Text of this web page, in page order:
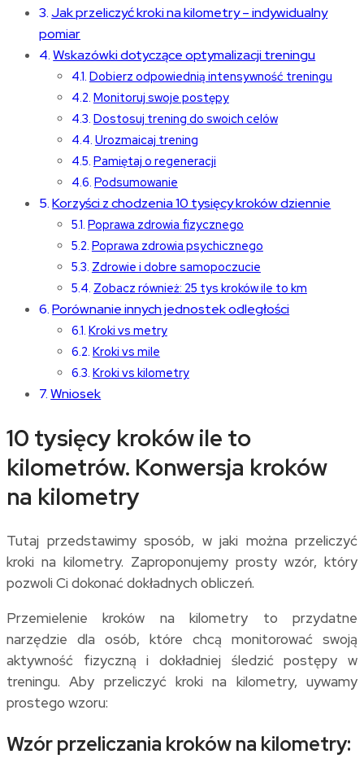
Jak przeliczyć kroki na kilometry – indywidualny
pomiar
Wskazówki dotyczące optymalizacji treningu
Dobierz odpowiednią intensywność treningu
Monitoruj swoje postępy
Dostosuj trening do swoich celów
Urozmaicaj trening
Pamiętaj o regeneracji
Podsumowanie
Korzyści z chodzenia 10 tysięcy kroków dziennie
Poprawa zdrowia fizycznego
Poprawa zdrowia psychicznego
Zdrowie i dobre samopoczucie
Zobacz również: 25 tys kroków ile to km
Porównanie innych jednostek odległości
Kroki vs metry
Kroki vs mile
Kroki vs kilometry
Wniosek
10 tysięcy kroków ile to
kilometrów. Konwersja kroków
na kilometry
Tutaj przedstawimy sposób, w jaki można przeliczyć
kroki na kilometry. Zaproponujemy prosty wzór, który
pozwoli Ci dokonać dokładnych obliczeń.
Przemielenie kroków na kilometry to przydatne
narzędzie dla osób, które chcą monitorować swoją
aktywność fizyczną i dokładniej śledzić postępy w
treningu. Aby przeliczyć kroki na kilometry, uywamy
prostego wzoru:
Wzór przeliczania kroków na kilometry: